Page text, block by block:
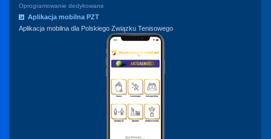
Oprogramowanie dedykowane
Aplikacja mobilna PZT
Aplikacja mobilna dla Polskiego Związku Tenisowego